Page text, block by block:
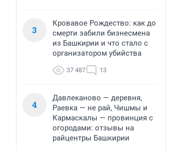
3
Кровавое Рождество: как до
смерти забили бизнесмена
из Башкирии и что стало с
организатором убийства
37 487 13
4
Давлеканово — деревня,
Раевка — не рай, Чишмы и
Кармаскалы — провинция с
огородами: отзывы на
райцентры Башкирии